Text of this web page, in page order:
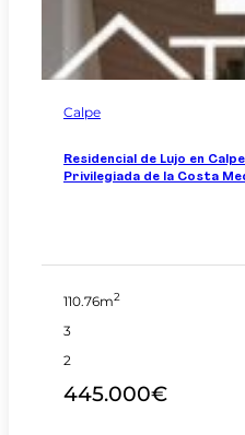
Calpe
Residencial de Lujo en
Privilegiada de la Costa
110.76m2
3
2
445.000€